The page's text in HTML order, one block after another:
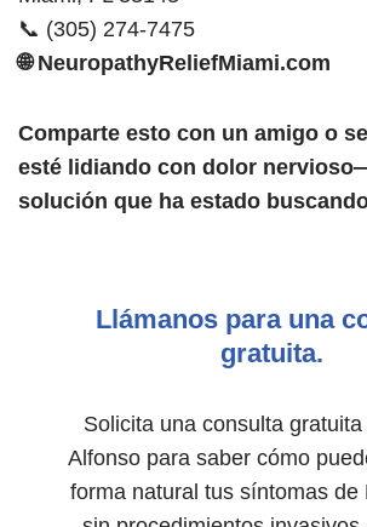
📞 (305) 274-7475
🌐 NeuropathyReliefMiami.com
Comparte esto con un amigo o
esté lidiando con dolor
solución que ha estado
Llámanos para una
gratuita.
Solicita una consulta gratuita
Alfonso para saber cómo
forma natural tus síntomas de